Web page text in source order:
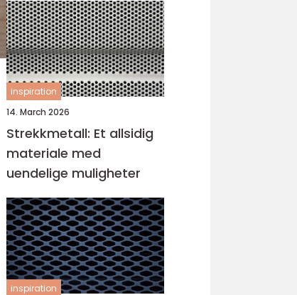
inspiration
14. March 2026
Strekkmetall: Et allsidig
materiale med
uendelige muligheter
inspiration